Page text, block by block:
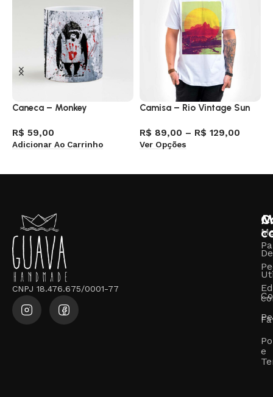
Caneca – Monkey
R$ 59,00
Adicionar Ao Carrinho
Camisa – Rio Vintage Sun
R$ 89,00 – R$ 129,00
Ver Opções
CNPJ 18.476.675/0001-77
e